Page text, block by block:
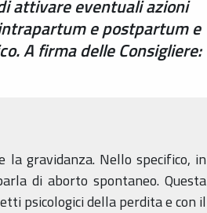
attivare eventuali azioni
e postpartum e
A firma delle Consigliere:
la gravidanza. Nello specifico, in
di aborto spontaneo. Questa
psicologici della perdita e con il